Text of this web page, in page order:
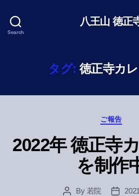
Search
八王山 徳正
タグ: 徳正寺カ
ご報告
2022年 徳正寺
を制作
PostBy 若院
Post